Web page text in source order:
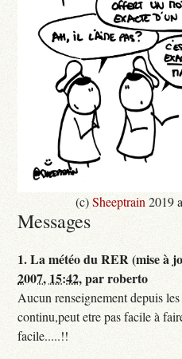
(c)Sheeptrain 2019
Messages
1.La météo du RER (mise à
2007, 15:42,parroberto
Aucun renseignement depuis
continu,peut etre pas facile à
facile.....!!